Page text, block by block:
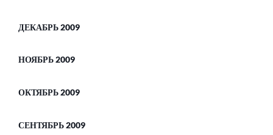
ДЕКАБРЬ 2009
НОЯБРЬ 2009
ОКТЯБРЬ 2009
СЕНТЯБРЬ 2009